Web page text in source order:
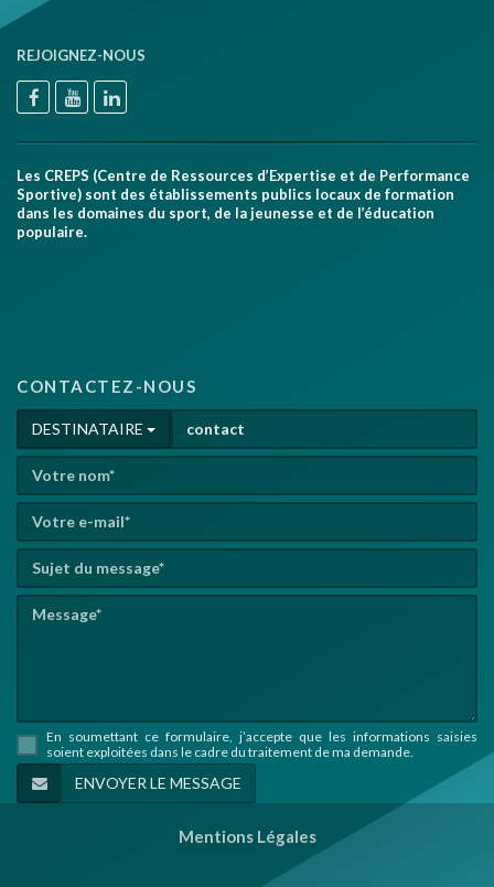
REJOIGNEZ-NOUS
Les CREPS (Centre de Ressources d’Expertise et de Performance
Sportive) sont des établissements publics locaux de formation
dans les domaines du sport, de la jeunesse et de l’éducation
populaire.
CONTACTEZ-NOUS
DESTINATAIRE
En soumettant ce formulaire, j’accepte que les informations saisies
soient exploitées dans le cadre du traitement de ma demande.
Mentions Légales